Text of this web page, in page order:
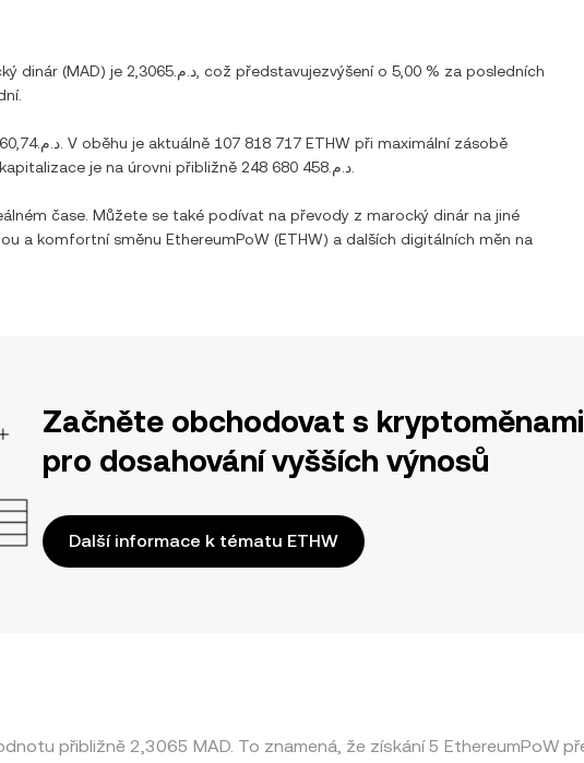
dinár (MAD) je د.م.2,3065 , což představujezvýšenío 5,00 % za posledních
د.م.260,74 . V oběhu je aktuálně 107 818 717 ETHW při maximální zásobě
je na úrovni přibližně د.م.248 680 458
čase. Můžete se také podívat na převody z marocký dinár na jiné
a komfortní směnu EthereumPoW (ETHW) a dalších digitálních měn na
Začněte obchodovat s
pro dosahování vyšších výnosů
Další informace k tématu ETHW
přibližně 2,3065 MAD. To znamená, že získání 5 EthereumPoW